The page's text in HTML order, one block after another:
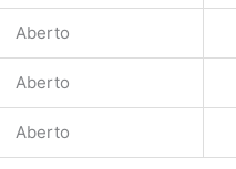
Aberto
Aberto
Aberto